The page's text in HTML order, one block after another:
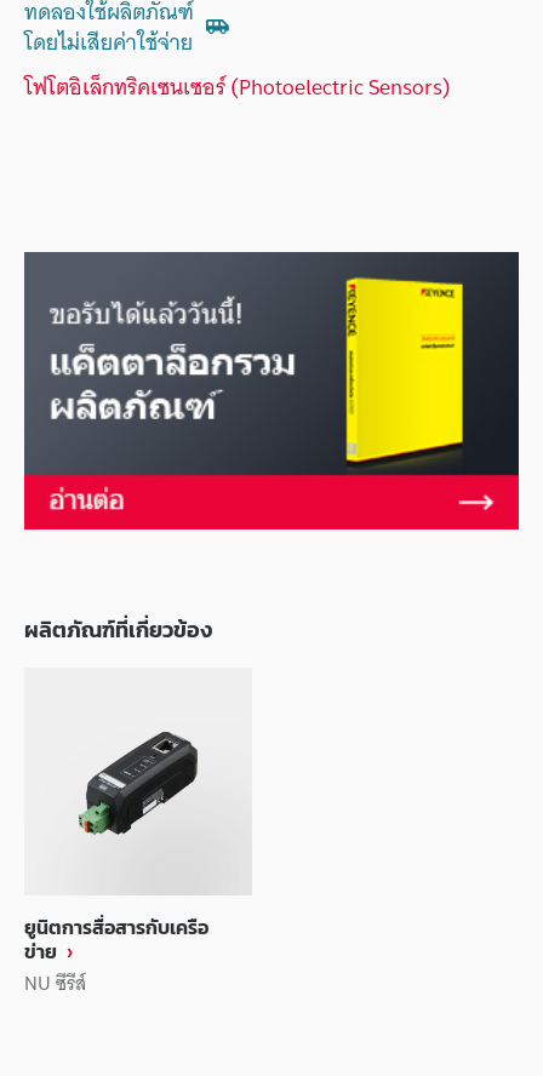
ทดลองใช้ผลิตภัณฑ์
โดยไม่เสียค่าใช้จ่าย
โฟโตอิเล็กทริคเซนเซอร์ (Photoelectric Sensors)
ผลิตภัณฑ์ที่เกี่ยวข้อง
ยูนิตการสื่อสารกับเครือ
ข่าย
NU ซีรีส์